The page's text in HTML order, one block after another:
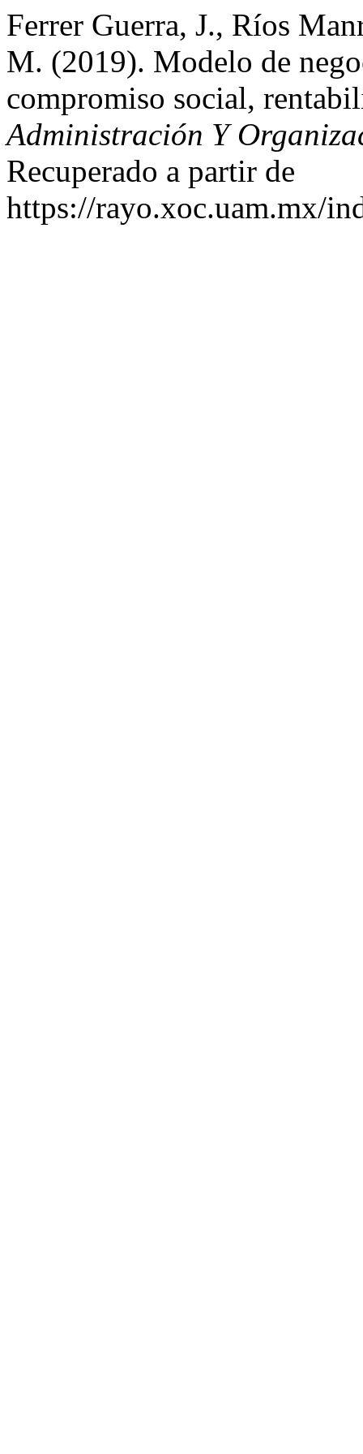
Ferrer Guerra, J., Ríos
M. (2019). Modelo de
compromiso social,
Administración Y
Recuperado a partir de
https://rayo.xoc.uam.mx/